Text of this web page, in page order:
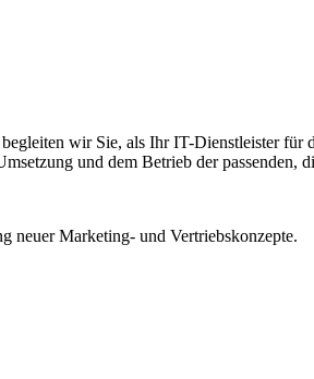
wir Sie, als Ihr IT-Dienstleister für
und dem Betrieb der passenden,
neuer Marketing- und Vertriebskonzepte.